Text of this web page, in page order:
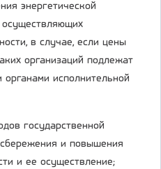
энергетической
осуществляющих
в случае, если цены
организаций подлежат
исполнительной
государственной
и повышения
и ее осуществление;